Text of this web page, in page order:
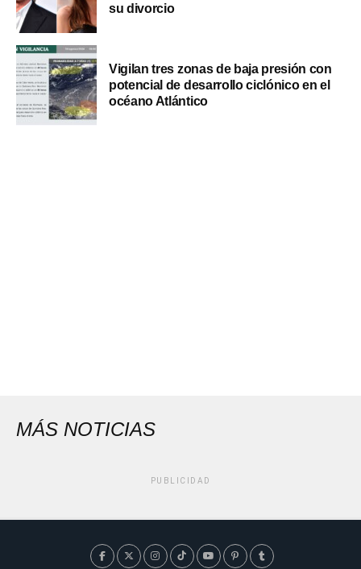
su divorcio
Vigilan tres zonas de baja presión con
potencial de desarrollo ciclónico en el
océano Atlántico
MÁS NOTICIAS
PUBLICIDAD